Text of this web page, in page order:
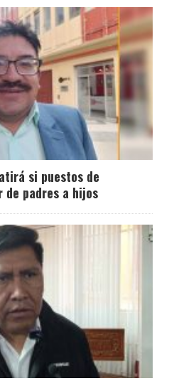
si puestos de
de padres a hijos